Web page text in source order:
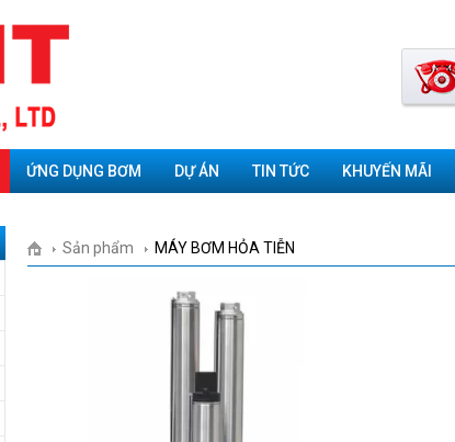
ỨNG DỤNG BƠM DỰ ÁN TIN TỨC KHUYẾN MÃI
Sản phẩm MÁY BƠM HỎA TIỄN